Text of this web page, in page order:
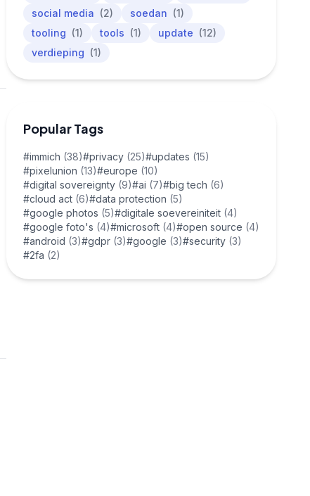
social media (2) soedan (1)
tooling (1) tools (1) update (12)
verdieping (1)
Popular Tags
#immich (38)#privacy (25)#updates (15)
#pixelunion (13)#europe (10)
#digital sovereignty (9)#ai (7)#big tech (6)
#cloud act (6)#data protection (5)
#google photos (5)#digitale soevereiniteit (4)
#google foto's (4)#microsoft (4)#open source (4)
#android (3)#gdpr (3)#google (3)#security (3)
#2fa (2)